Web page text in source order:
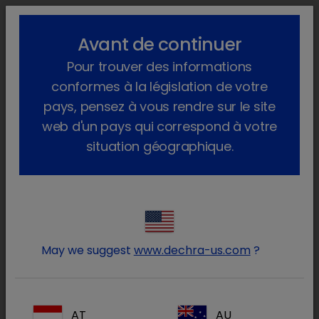
lock_outline search menu
Produits Pharma
Chat Sans Ordonnance Antisept™
lockConnectez-vous à votre
Avant de continuer
Pour trouver des informations
conformes à la législation de votre
pays, pensez à vous rendre sur le site
web d'un pays qui correspond à votre
situation géographique.
May we suggest www.dechra-us.com ?
AT AU